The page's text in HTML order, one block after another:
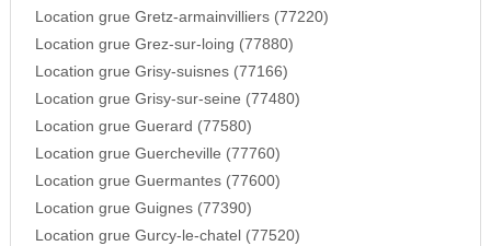
Location grue Gretz-armainvilliers (77220)
Location grue Grez-sur-loing (77880)
Location grue Grisy-suisnes (77166)
Location grue Grisy-sur-seine (77480)
Location grue Guerard (77580)
Location grue Guercheville (77760)
Location grue Guermantes (77600)
Location grue Guignes (77390)
Location grue Gurcy-le-chatel (77520)